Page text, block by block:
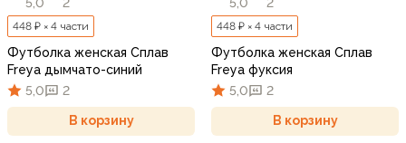
448 ₽ × 4 части
Футболка женская Сплав
Freya дымчато-синий
5,0
2
В корзину
448 ₽ × 4 части
Футболка женская Сплав
Freya фуксия
5,0
2
В корзину